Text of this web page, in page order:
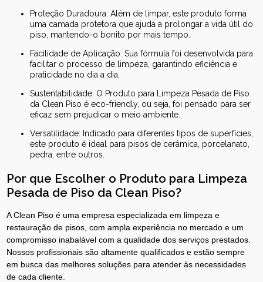
Proteção Duradoura: Além de limpar, este produto forma
uma camada protetora que ajuda a prolongar a vida útil do
piso, mantendo-o bonito por mais tempo.
Facilidade de Aplicação: Sua fórmula foi desenvolvida para
facilitar o processo de limpeza, garantindo eficiência e
praticidade no dia a dia.
Sustentabilidade: O Produto para Limpeza Pesada de Piso
da Clean Piso é eco-friendly, ou seja, foi pensado para ser
eficaz sem prejudicar o meio ambiente.
Versatilidade: Indicado para diferentes tipos de superfícies,
este produto é ideal para pisos de cerâmica, porcelanato,
pedra, entre outros.
Por que Escolher o Produto para Limpeza
Pesada de Piso da Clean Piso?
A Clean Piso é uma empresa especializada em limpeza e
restauração de pisos, com ampla experiência no mercado e um
compromisso inabalável com a qualidade dos serviços prestados.
Nossos profissionais são altamente qualificados e estão sempre
em busca das melhores soluções para atender às necessidades
de cada cliente.